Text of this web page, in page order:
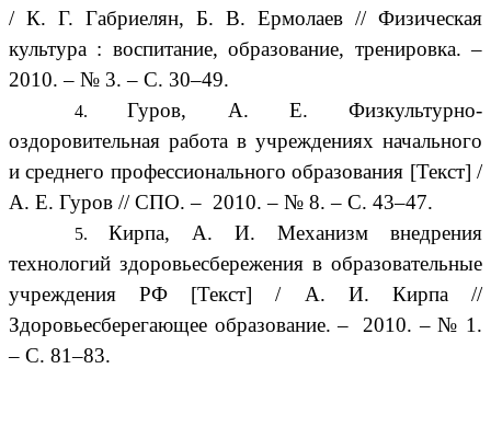
/ К. Г. Габриелян, Б. В. Ермолаев // Физическая
культура : воспитание, образование, тренировка. –
2010. – № 3. – С. 30–49.
Гуров, А. Е. Физкультурно-
оздоровительная работа в учреждениях начального
и среднего профессионального образования [Текст] /
А. Е. Гуров // СПО. – 2010. – № 8. – С. 43–47.
Кирпа, А. И. Механизм внедрения
технологий здоровьесбережения в образовательные
учреждения РФ [Текст] / А. И. Кирпа //
Здоровьесберегающее образование. – 2010. – № 1.
– С. 81–83.